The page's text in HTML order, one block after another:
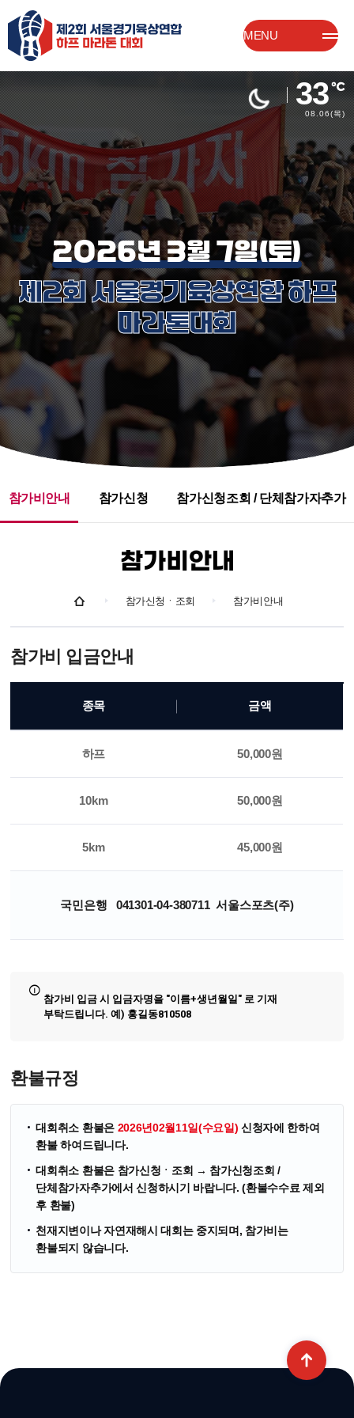
MENU
33
08.06(목)
2026년 3월 7일(토)
제2회 서울경기육상연합 하프
마라톤대회
참가비안내 참가신청 참가신청조회 / 단체참가자추가
참가비안내
참가신청ㆍ조회 참가비안내
참가비 입금안내
종목 금액
하프 50,000원
10km 50,000원
5km 45,000원
국민은행 041301-04-380711 서울스포츠(주)
참가비 입금 시 입금자명을 "이름+생년월일" 로 기재
부탁드립니다. 예) 홍길동810508
환불규정
대회취소 환불은 2026년02월11일(수요일) 신청자에 한하여
환불 하여드립니다.
대회취소 환불은 참가신청ㆍ조회 → 참가신청조회 /
단체참가자추가에서 신청하시기 바랍니다. (환불수수료 제외
후 환불)
천재지변이나 자연재해시 대회는 중지되며, 참가비는
환불되지 않습니다.